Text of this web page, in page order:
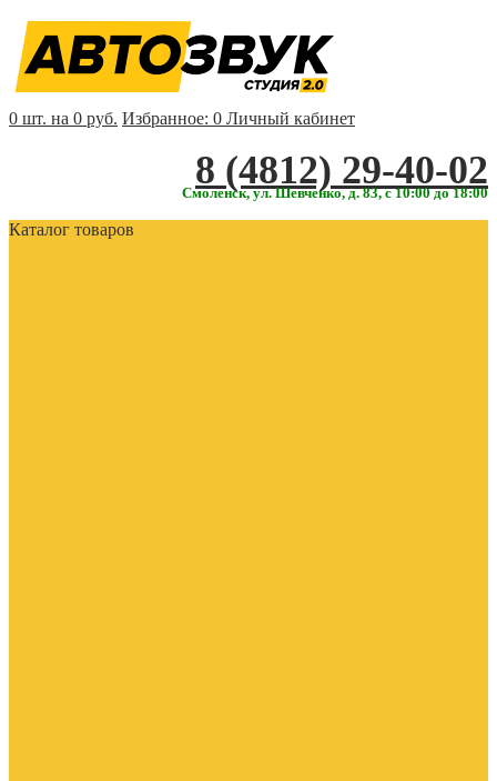
0 шт. на 0 руб. Избранное: 0 Личный кабинет
‎‎8 (4812) 29-40-02
Смоленск, ул. Шевченко, д. 83, с 10:00 до 18:00
Каталог товаров